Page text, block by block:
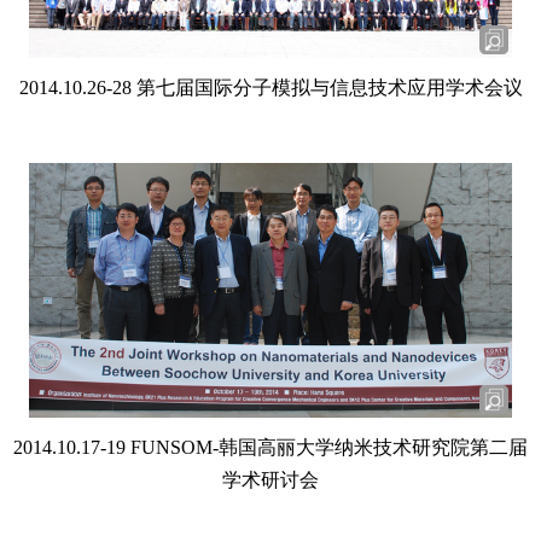
2014.10.26-28 第七届国际分子模拟与信息技术应用学术会议
2014.10.17-19 FUNSOM-韩国高丽大学纳米技术研究院第二届
学术研讨会